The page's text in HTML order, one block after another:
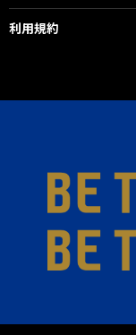
利用規約